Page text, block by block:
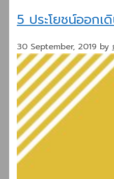
5 ประโยชน์ออก
30 September, 2019 by